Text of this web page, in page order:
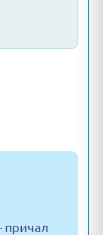
причал